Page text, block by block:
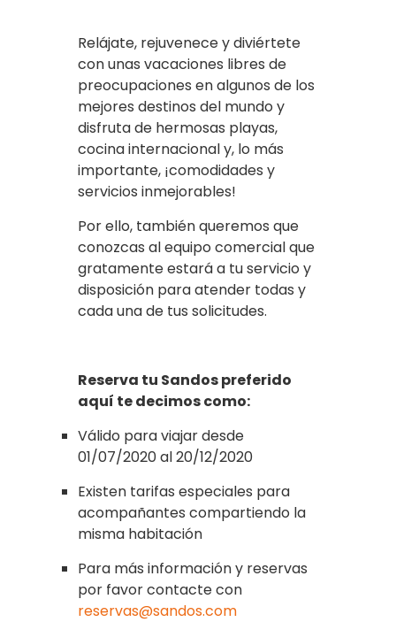
Relájate, rejuvenece y diviértete
con unas vacaciones libres de
preocupaciones en algunos de los
mejores destinos del mundo y
disfruta de hermosas playas,
cocina internacional y, lo más
importante, ¡comodidades y
servicios inmejorables!
Por ello, también queremos que
conozcas al equipo comercial que
gratamente estará a tu servicio y
disposición para atender todas y
cada una de tus solicitudes.
Reserva tu Sandos preferido
aquí te decimos como:
Válido para viajar desde
01/07/2020 al 20/12/2020
Existen tarifas especiales para
acompañantes compartiendo la
misma habitación
Para más información y reservas
por favor contacte con
reservas@sandos.com